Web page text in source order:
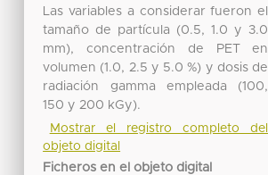
Las variables a considerar fueron el
tamaño de partícula (0.5, 1.0 y 3.0
mm), concentración de PET en
volumen (1.0, 2.5 y 5.0 %) y dosis de
radiación gamma empleada (100,
150 y 200 kGy).
Mostrar el registro completo del
objeto digital
Ficheros en el objeto digital